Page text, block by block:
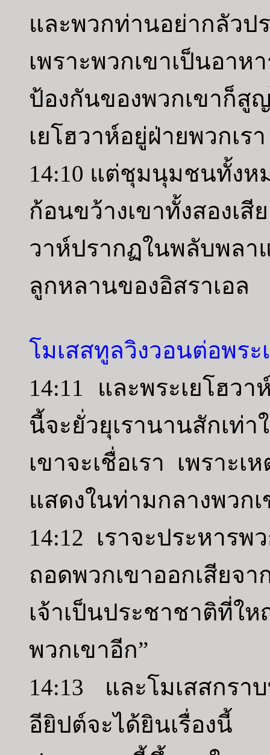
และพวกท่านอย่ากลัว
เพราะพวกเขาเป็นอ
ป้องกันของพวกเขาก็สู
เยโฮวาห์อยู่ฝ่ายพวกเร
14:10 แต่ชุมนุมชนทั้ง
ก้อนขว้างเขาทั้งสองเ
วาห์ปรากฏในพลับพล
ลูกหลานของอิสราเอล
โมเสสทูลวิงวอนต่อพระ
14:11 และพระเยโฮว
นี้จะยั่วยุเรานานสักเ
เขาจะเชื่อเรา เพราะ
แสดงในท่ามกลางพวก
14:12 เราจะประหารพ
ถอดพวกเขาออกเสีย
เจ้าเป็นประชาชาติที่ใ
พวกเขาอีก”
14:13 และโมเสสกรา
อียิปต์จะได้ยินเรื่อง